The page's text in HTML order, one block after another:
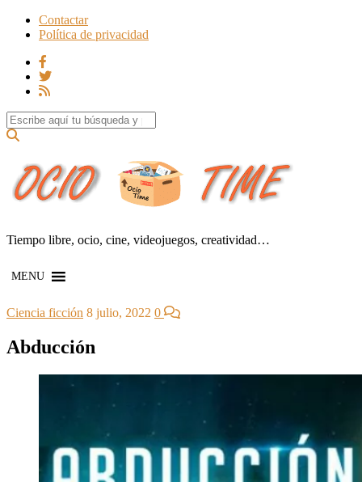
Contactar
Política de privacidad
Search for:
Tiempo libre, ocio, cine, videojuegos, creatividad…
MENU
Ciencia ficción 8 julio, 2022 0
Abducción